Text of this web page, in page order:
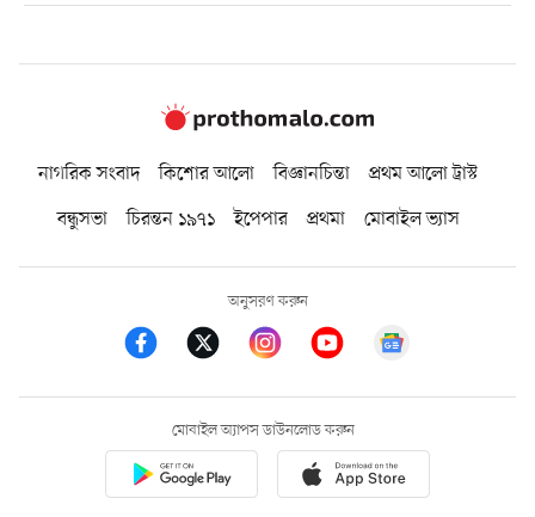
নাগরিক সংবাদ কিশোর আলো বিজ্ঞানচিন্তা
প্রথম আলো ট্রাস্ট
বন্ধুসভা
চিরন্তন ১৯৭১ ইপেপার প্রথমা মোবাইল ভ্যাস
অনুসরণ করুন
মোবাইল অ্যাপস ডাউনলোড করুন